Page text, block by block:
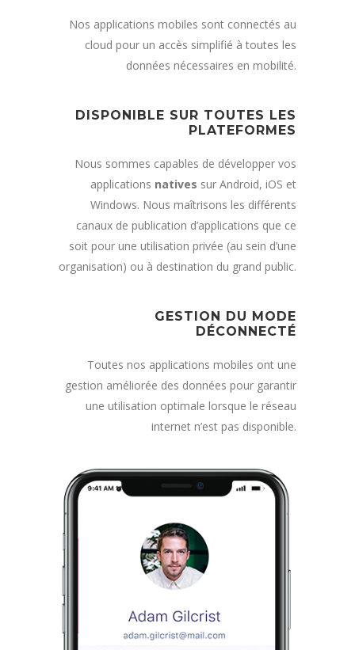
Nos applications mobiles sont connectés au
cloud pour un accès simplifié à toutes les
données nécessaires en mobilité.
DISPONIBLE SUR TOUTES LES
PLATEFORMES
Nous sommes capables de développer vos
applications natives sur Android, iOS et
Windows. Nous maîtrisons les différents
canaux de publication d’applications que ce
soit pour une utilisation privée (au sein d’une
organisation) ou à destination du grand public.
GESTION DU MODE
DÉCONNECTÉ
Toutes nos applications mobiles ont une
gestion améliorée des données pour garantir
une utilisation optimale lorsque le réseau
internet n’est pas disponible.